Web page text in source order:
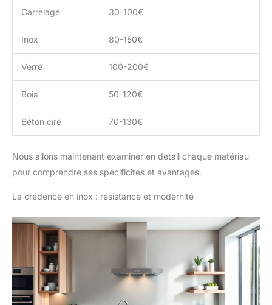
Carrelage 30-100€
Inox 80-150€
Verre 100-200€
Bois 50-120€
Béton ciré 70-130€
Nous allons maintenant examiner en détail chaque matériau
pour comprendre ses spécificités et avantages.
La crédence en inox : résistance et modernité